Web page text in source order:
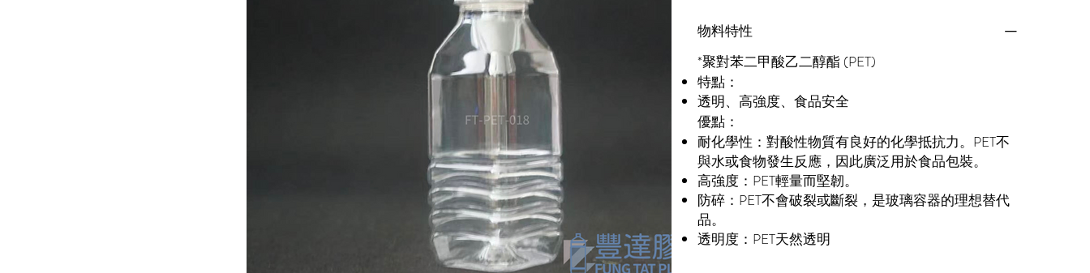
物料特性
*聚對苯二甲酸乙二醇酯 (PET)
特點：
透明、高強度、食品安全
優點：
耐化學性：對酸性物質有良好的化學抵抗力。PET不
與水或食物發生反應，因此廣泛用於食品包裝。
高強度：PET輕量而堅韌。
防碎：PET不會破裂或斷裂，是玻璃容器的理想替代
品。
透明度：PET天然透明